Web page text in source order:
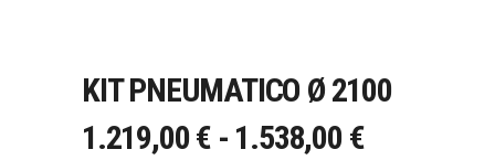
KIT PNEUMATICO Ø 2100
1.219,00€ - 1.538,00 €FASCIA